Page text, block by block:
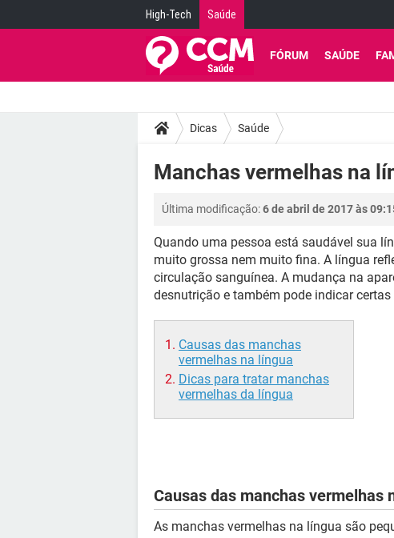
High-Tech Saúde
FÓRUM SAÚDE
Dicas Saúde
Manchas vermelhas na
Última modificação:6 de abril de 2017 às
Quando uma pessoa está saudável sua
muito grossa nem muito fina. A língua
circulação sanguínea. A mudança na
desnutrição e também pode indicar
Causas das manchas
vermelhas na língua
Dicas para tratar manchas
vermelhas da língua
Causas das manchas vermelhas
As manchas vermelhas na língua são